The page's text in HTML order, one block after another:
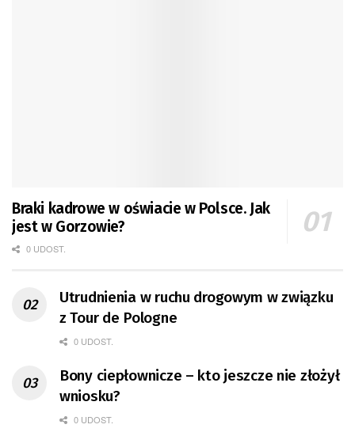
Braki kadrowe w oświacie w Polsce. Jak
jest w Gorzowie?
0 UDOST.
Utrudnienia w ruchu drogowym w związku
z Tour de Pologne
0 UDOST.
Bony ciepłownicze – kto jeszcze nie złożył
wniosku?
0 UDOST.